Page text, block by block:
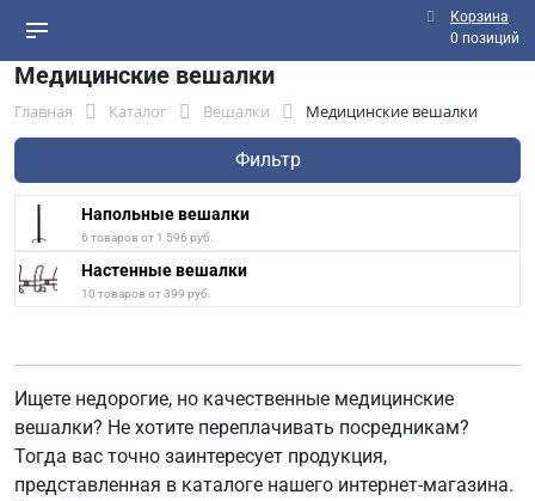
Корзина
0 позиций
Медицинские вешалки
Главная Каталог Вешалки Медицинские вешалки
Фильтр
Напольные вешалки
6 товаров от 1 596 руб.
Настенные вешалки
10 товаров от 399 руб.
Ищете недорогие, но качественные медицинские
вешалки? Не хотите переплачивать посредникам?
Тогда вас точно заинтересует продукция,
представленная в каталоге нашего интернет-магазина.